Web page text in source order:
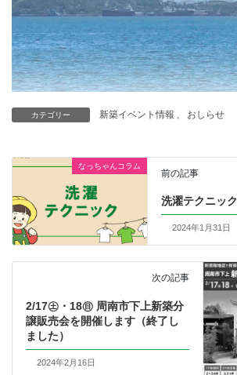
カテゴリー 新築イベント情報 おしらせ
なっちゃんコラム
前の記事
洗濯テクニック
2024年1月31日
次の記事
2/17㊏・18㊐ 周南市下上新築分
譲販売会を開催します（終了し
ました）
2024年2月16日